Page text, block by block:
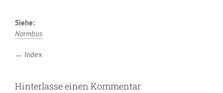
Siehe:
Normbus
← Index
Hinterlasse einen Kommentar